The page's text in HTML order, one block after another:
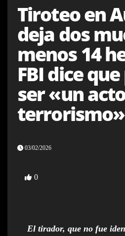
Tiroteo en
deja dos
menos 14
FBI dice
ser «un
terrorismo»
03/02/2026
0
El tirador, que no fue